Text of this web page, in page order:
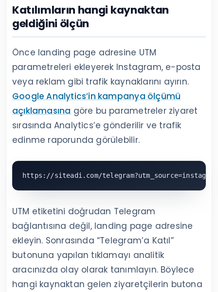
Katılımların hangi kaynaktan
geldiğini ölçün
Önce landing page adresine UTM
parametreleri ekleyerek Instagram, e-posta
veya reklam gibi trafik kaynaklarını ayırın.
Google Analytics’in kampanya ölçümü
açıklamasına göre bu parametreler ziyaret
sırasında Analytics’e gönderilir ve trafik
edinme raporunda görülebilir.
https://siteadi.com/
UTM etiketini doğrudan Telegram
bağlantısına değil, landing page adresine
ekleyin. Sonrasında “Telegram’a Katıl”
butonuna yapılan tıklamayı analitik
aracınızda olay olarak tanımlayın. Böylece
hangi kaynaktan gelen ziyaretçilerin butona